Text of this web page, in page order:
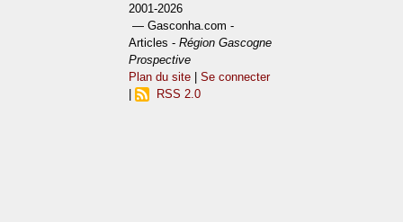
2001-2026
— Gasconha.com -
Articles -Région Gascogne
Prospective
Plan du site |Se connecter
RSS 2.0